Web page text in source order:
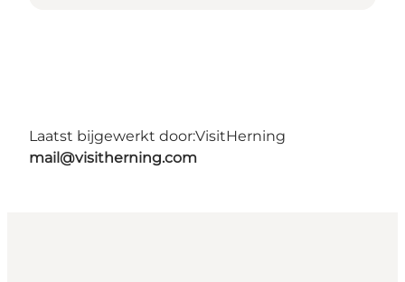
Laatst bijgewerkt door:VisitHerning
mail@visitherning.com